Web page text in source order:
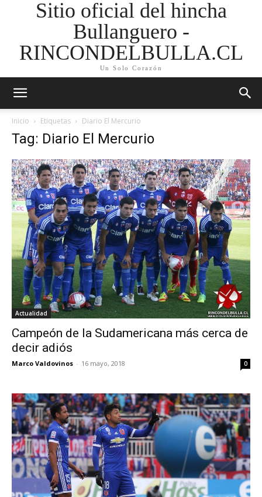
Sitio oficial del hincha
Bullanguero -
RINCONDELBULLA.CL
Un Solo Corazón
Inicio Etiquetas Diario El Mercurio
Tag: Diario El Mercurio
Actualidad
Campeón de la Sudamericana más cerca de
decir adiós
Marco Valdovinos - 16 mayo, 2018 0